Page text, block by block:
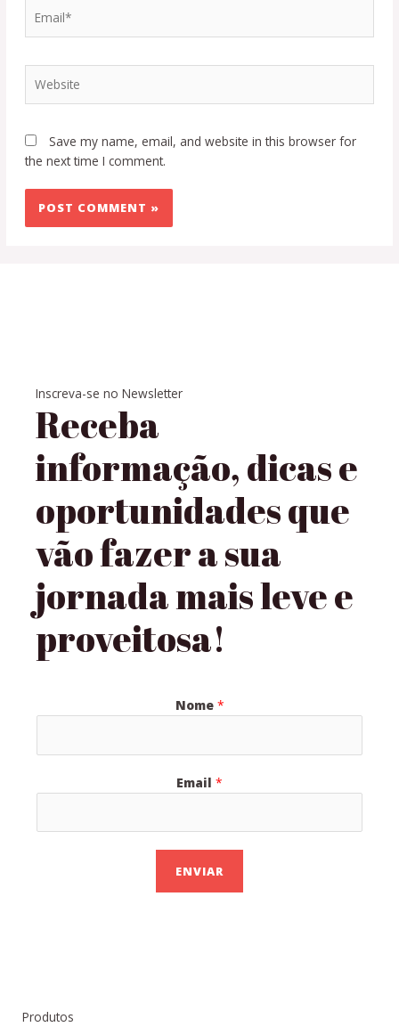
Save my name, email, and website in this browser for
the next time I comment.
Inscreva-se no Newsletter
Receba
informação, dicas e
oportunidades que
vão fazer a sua
jornada mais leve e
proveitosa!
Nome *
Email *
ENVIAR
Produtos